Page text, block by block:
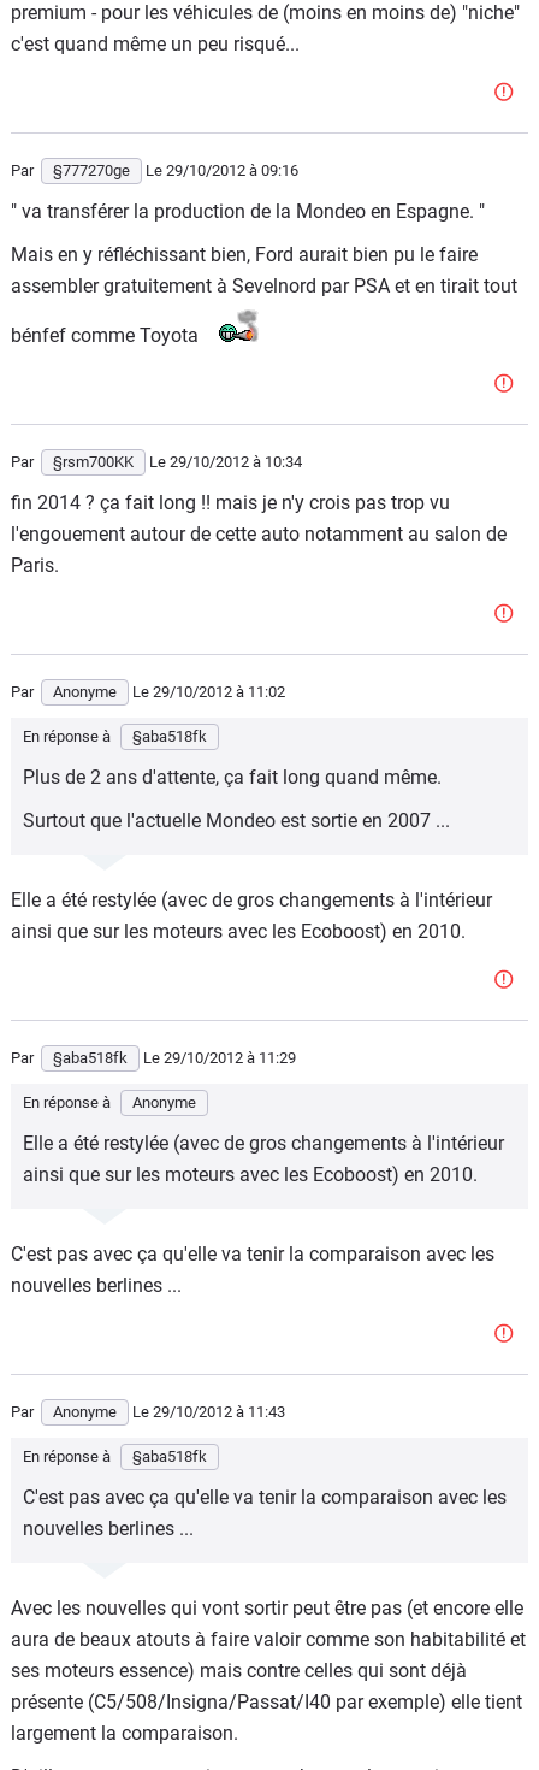
premium - pour les véhicules de (moins en moins de) "niche"
c'est quand même un peu risqué...
Par §777270ge Le 29/10/2012 à 09:16
" va transférer la production de la Mondeo en Espagne. "
Mais en y réfléchissant bien, Ford aurait bien pu le faire
assembler gratuitement à Sevelnord par PSA et en tirait tout
bénfef comme Toyota
Par §rsm700KK Le 29/10/2012 à 10:34
fin 2014 ? ça fait long !! mais je n'y crois pas trop vu
l'engouement autour de cette auto notamment au salon de
Paris.
Par Anonyme Le 29/10/2012 à 11:02
En réponse à §aba518fk
Plus de 2 ans d'attente, ça fait long quand même.
Surtout que l'actuelle Mondeo est sortie en 2007 ...
Elle a été restylée (avec de gros changements à l'intérieur
ainsi que sur les moteurs avec les Ecoboost) en 2010.
Par §aba518fk Le 29/10/2012 à 11:29
En réponse à Anonyme
Elle a été restylée (avec de gros changements à l'intérieur
ainsi que sur les moteurs avec les Ecoboost) en 2010.
C'est pas avec ça qu'elle va tenir la comparaison avec les
nouvelles berlines ...
Par Anonyme Le 29/10/2012 à 11:43
En réponse à §aba518fk
C'est pas avec ça qu'elle va tenir la comparaison avec les
nouvelles berlines ...
Avec les nouvelles qui vont sortir peut être pas (et encore elle
aura de beaux atouts à faire valoir comme son habitabilité et
ses moteurs essence) mais contre celles qui sont déjà
présente (C5/508/Insigna/Passat/I40 par exemple) elle tient
largement la comparaison.